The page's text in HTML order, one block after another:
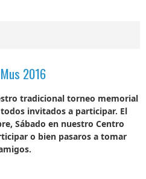
2016
tradicional torneo memorial
invitados a participar. El
Sábado en nuestro Centro
o bien pasaros a tomar